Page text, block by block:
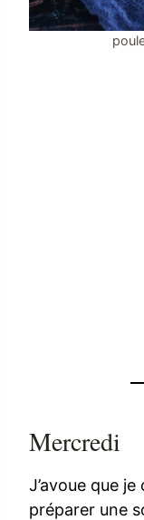
Mercredi
J’avoue que
préparer une